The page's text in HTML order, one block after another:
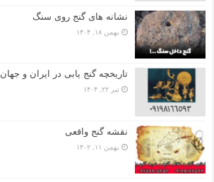
نشانه های گنج روی سنگ
بهمن ۱۸, ۱۴۰۴
تاریخچه گنج‌ یابی در ایران و جهان
تیر ۲۲, ۱۴۰۴
نقشه گنج واقعی
بهمن ۱۱, ۱۴۰۲